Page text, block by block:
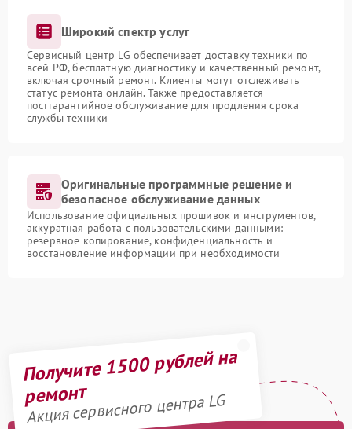
Широкий спектр услуг
Сервисный центр LG обеспечивает доставку техники по
всей РФ, бесплатную диагностику и качественный ремонт,
включая срочный ремонт. Клиенты могут отслеживать
статус ремонта онлайн. Также предоставляется
постгарантийное обслуживание для продления срока
службы техники
Оригинальные программные решение и
безопасное обслуживание данных
Использование официальных прошивок и инструментов,
аккуратная работа с пользовательскими данными:
резервное копирование, конфиденциальность и
восстановление информации при необходимости
Получите 1500 рублей на
ремонт
Акция сервисного центра LG